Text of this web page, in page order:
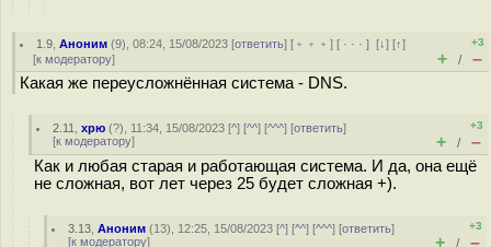
1.9 ,Аноним (9), 08:24, 15/08/2023 [ответить] [ ﹢﹢﹢] [ · · ·][↓] [↑]
[к модератору]
+3
+ / –
Какая же переусложнённая система - DNS.
2.11 ,хрю (?), 11:34, 15/08/2023 [^] [^^] [^^^] [ответить]
[к модератору]
+3
+ / –
Как и любая старая и работающая система. И да, она ещё
не сложная, вот лет через 25 будет сложная +).
3.13 ,Аноним (13), 12:25, 15/08/2023 [^] [^^] [^^^] [ответить]
[к модератору]
+3
+ / –